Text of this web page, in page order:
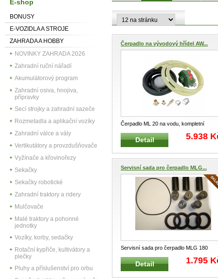
E-shop
BONUSY
E-VOZIDLA A STROJE
ZAHRADA A HOBBY
NOVINKY ZAHRADA 2026
Zahradní ruční nářadí
Akumulátorový program
Zahradní osiva, hnojiva,
přípravky
Secí strojky a zahradní sazeče
Rozmetadla a aplikační vozíky
Zahradní válce a vály
Vertikutátory a provzdušňovače
Vyžínače a křovinořezy
Sekačky
Sekačky robotické
Zahradní traktory a ridery
Mulčovače
Malé traktory a pohonné
jednotky
Vozíky, korby, sedačky
Rotační kypřiče, kultivátory a
plečky
Pluhy a příslušenství pro orbu
Čerpadlo na vývodový hřídel AW...
Čerpadlo ML 20 na vodu, kompletní
včetně příslušenství, zvýhodněný SET
...
Detail 5.938
Servisní sada pro čerpadlo MLG...
Servisní sada pro čerpadlo MLG 180
Opravárenská a servisní sada proče
Detail 1.795